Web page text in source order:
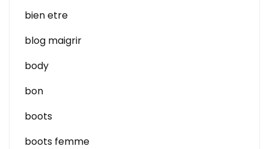
bien etre
blog maigrir
body
bon
boots
boots femme